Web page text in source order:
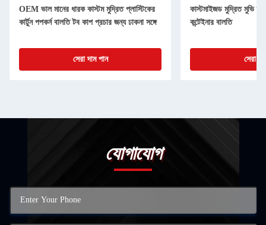
OEM ভাল মানের ধারক কাস্টম মুদ্রিত প্লাস্টিকের
কার্টুন পপকর্ন বালতি টব কাপ প্রচার জন্য ঢাকনা সঙ্গে
সেরা দাম পান
কাস্টমাইজড মুদ্রিত মুভি
কন্টেইনার বালতি
সেরা
যোগাযোগ